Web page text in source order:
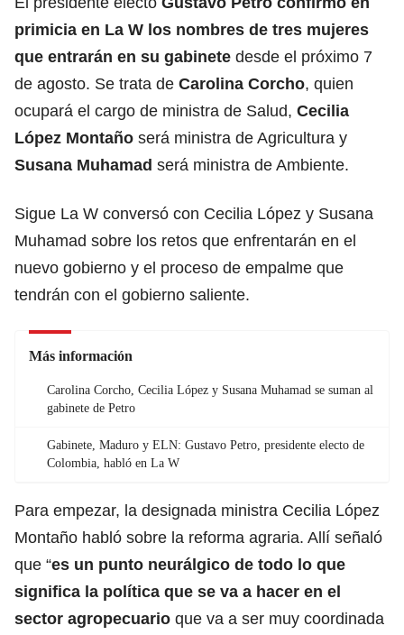
primicia en La W los nombres de tres mujeres
que entrarán en su gabinete desde el próximo 7
de agosto. Se trata de Carolina Corcho, quien
ocupará el cargo de ministra de Salud, Cecilia
López Montaño será ministra de Agricultura y
Susana Muhamad será ministra de Ambiente.
Sigue La W conversó con Cecilia López y Susana
Muhamad sobre los retos que enfrentarán en el
nuevo gobierno y el proceso de empalme que
tendrán con el gobierno saliente.
Más información
Carolina Corcho, Cecilia López y Susana Muhamad se suman al
gabinete de Petro
Gabinete, Maduro y ELN: Gustavo Petro, presidente electo de
Colombia, habló en La W
Para empezar, la designada ministra Cecilia López
Montaño habló sobre la reforma agraria. Allí señaló
que “es un punto neurálgico de todo lo que
significa la política que se va a hacer en el
sector agropecuario que va a ser muy coordinada